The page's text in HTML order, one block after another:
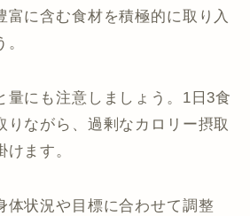
富に含む食材を積極的に取り入
量にも注意しましょう。1日3食
りながら、過剰なカロリー摂取
ます。
体状況や目標に合わせて調整